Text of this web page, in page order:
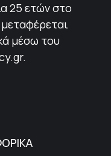
25 ετών στο
μέσω του